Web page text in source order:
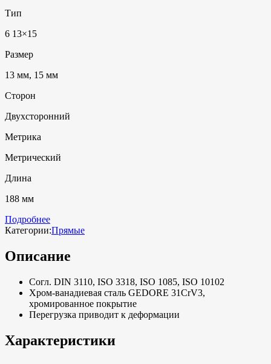
Тип
6 13×15
Размер
13 мм, 15 мм
Сторон
Двухсторонний
Метрика
Метрический
Длина
188 мм
Подробнее
Категории:Прямые
Описание
Согл. DIN 3110, ISO 3318, ISO 1085, ISO 10102
Хром-ванадиевая сталь GEDORE 31CrV3,
хромированное покрытие
Перегрузка приводит к деформации
Характеристики